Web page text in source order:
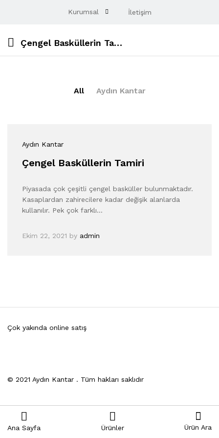
Kurumsal İletişim
Çengel Basküllerin Tamiri
All Aydın Kantar
Aydın Kantar
Çengel Basküllerin Tamiri
Piyasada çok çeşitli çengel basküller bulunmaktadır.
Kasaplardan zahirecilere kadar değişik alanlarda
kullanılır. Pek çok farklı…
Ekim 22, 2021 by admin
© 2021 Aydın Kantar . Tüm hakları saklıdır
Çok yakında online satış
Ana Sayfa Ürünler Ürün Ara